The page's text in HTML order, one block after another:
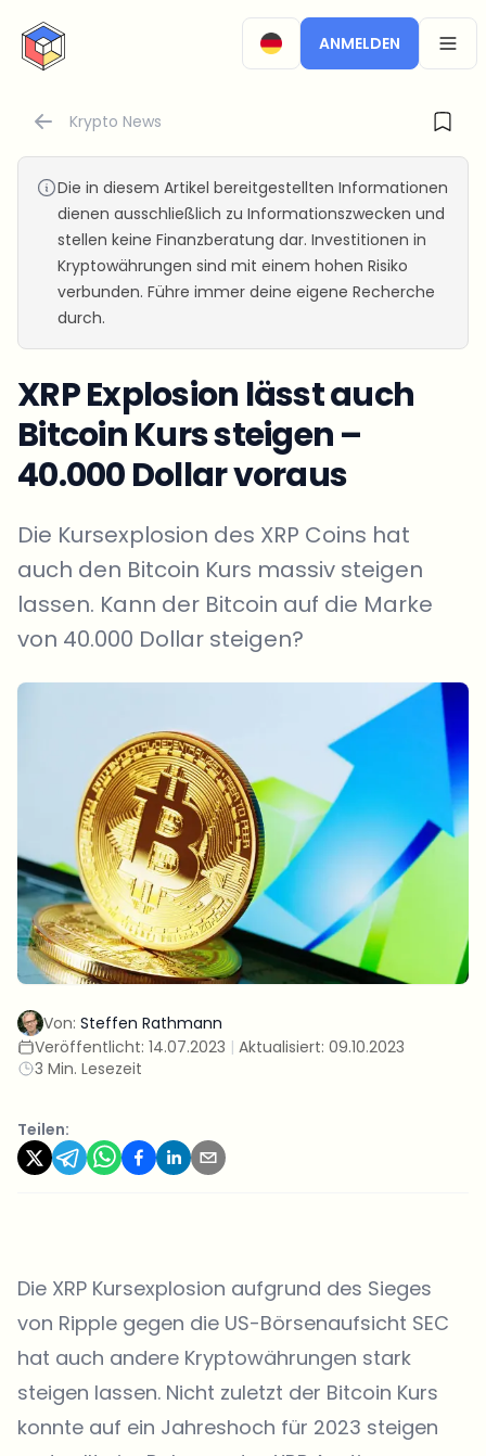
CryptoTicker
ANMELDEN
Krypto News
Die in diesem Artikel bereitgestellten Informationen
dienen ausschließlich zu Informationszwecken und
stellen keine Finanzberatung dar. Investitionen in
Kryptowährungen sind mit einem hohen Risiko
verbunden. Führe immer deine eigene Recherche
durch.
XRP Explosion lässt auch
Bitcoin Kurs steigen –
40.000 Dollar voraus
Die Kursexplosion des XRP Coins hat
auch den Bitcoin Kurs massiv steigen
lassen. Kann der Bitcoin auf die Marke
von 40.000 Dollar steigen?
Von: Steffen Rathmann
Veröffentlicht: 14.07.2023 | Aktualisiert: 09.10.2023
3 Min. Lesezeit
Teilen:
Die XRP Kursexplosion aufgrund des Sieges
von Ripple gegen die US-Börsenaufsicht SEC
hat auch andere Kryptowährungen stark
steigen lassen. Nicht zuletzt der Bitcoin Kurs
konnte auf ein Jahreshoch für 2023 steigen